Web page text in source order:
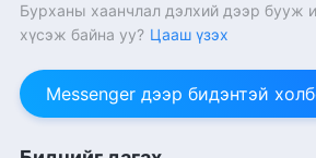
Бурханы хаанчлал дэлхий дээр бууж
хүсэж байна уу? Цааш үзэх
Messenger дээр бидэнтэй